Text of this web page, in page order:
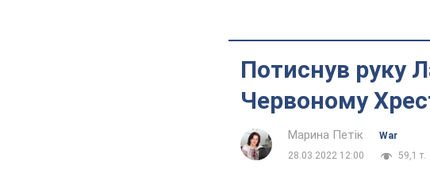
Потиснув руку
Червоному
Марина Петік
War
28.03.2022 12:00
59,1 т.